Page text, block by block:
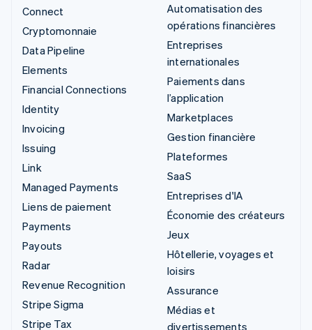
Connect
Cryptomonnaie
Data Pipeline
Elements
Financial Connections
Identity
Invoicing
Issuing
Link
Managed Payments
Liens de paiement
Payments
Payouts
Radar
Revenue Recognition
Stripe Sigma
Stripe Tax
Automatisation des
opérations financières
Entreprises
internationales
Paiements dans
l’application
Marketplaces
Gestion financière
Plateformes
SaaS
Entreprises d'IA
Économie des créateurs
Jeux
Hôtellerie, voyages et
loisirs
Assurance
Médias et
divertissements